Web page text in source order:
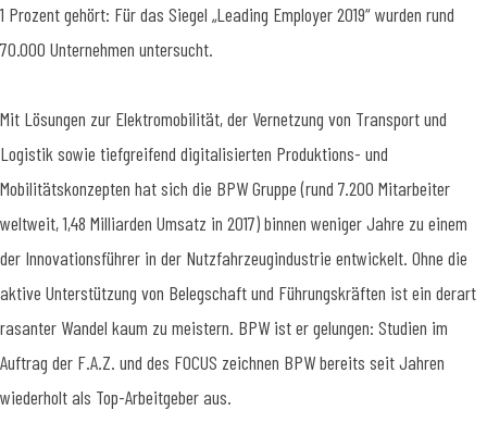
1 Prozent gehört: Für das Siegel „Leading Employer 2019“ wurden rund
70.000 Unternehmen untersucht.
Mit Lösungen zur Elektromobilität, der Vernetzung von Transport und
Logistik sowie tiefgreifend digitalisierten Produktions- und
Mobilitätskonzepten hat sich die BPW Gruppe (rund 7.200 Mitarbeiter
weltweit, 1,48 Milliarden Umsatz in 2017) binnen weniger Jahre zu einem
der Innovationsführer in der Nutzfahrzeugindustrie entwickelt. Ohne die
aktive Unterstützung von Belegschaft und Führungskräften ist ein derart
rasanter Wandel kaum zu meistern. BPW ist er gelungen: Studien im
Auftrag der F.A.Z. und des FOCUS zeichnen BPW bereits seit Jahren
wiederholt als Top-Arbeitgeber aus.